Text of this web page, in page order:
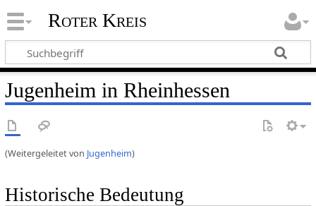
Roter Kreis
Jugenheim in Rheinhessen
(Weitergeleitet von Jugenheim)
Historische Bedeutung